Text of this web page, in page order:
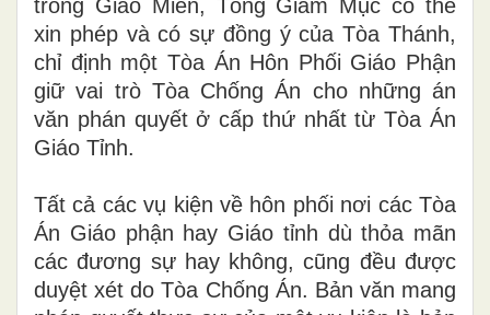
trong Giáo Miền, Tổng Giám Mục có thể
xin phép và có sự đồng ý của Tòa Thánh,
chỉ định một TòaÁn Hôn Phối Giáo Phận
giữ vai trò TòaChốngÁn cho những án
văn phán quyếtở cấp thứ nhất từ Tòa Án
Giáo Tỉnh.
Tất cả các vụ kiện về hôn phối nơi các Tòa
Án Giáo phận hay Giáo tỉnh dù thỏa mãn
các đương sự hay không, cũng đều được
duyệt xét do Tòa Chống Án. Bản văn mang